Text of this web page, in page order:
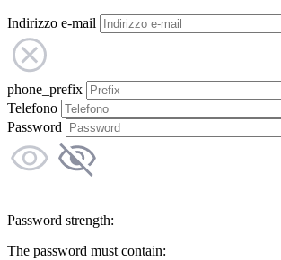
Indirizzo e-mail
phone_prefix
Telefono
Password
Password strength:
The password must contain: